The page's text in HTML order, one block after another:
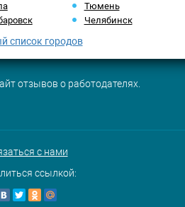
Тюмень
Челябинск
список городов
отзывов о работодателях.
с нами
ссылкой: